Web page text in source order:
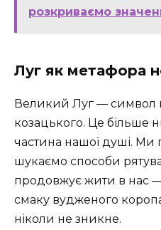
розкриваємо
Луг як метафора
Великий Луг — символ
козацького. Це більше
частина нашої душі. Ми
шукаємо способи
продовжує жити в нас —
смаку вудженого
ніколи не зникне.